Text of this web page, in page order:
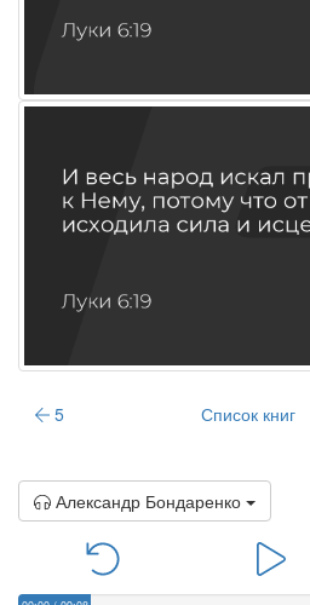
5 Список книг
Александр Бондаренко